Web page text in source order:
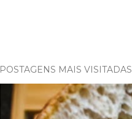
POSTAGENS MAIS VISITADAS